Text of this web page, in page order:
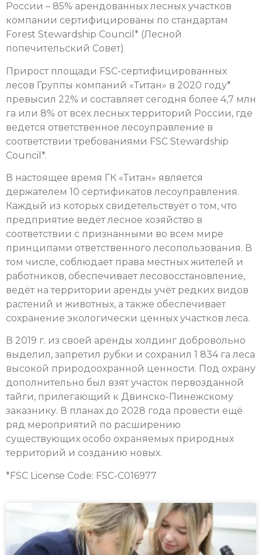
России – 85% арендованных лесных участков
компании сертифицированы по стандартам
Forest Stewardship Council* (Лесной
попечительский Совет)
Прирост площади FSC-сертифицированных
лесов Группы компаний «Титан» в 2020 году*
превысил 22% и составляет сегодня более 4,7 млн
га или 8% от всех лесных территорий России, где
ведется ответственное лесоуправление в
соответствии требованиями FSC Stewardship
Council*.
В настоящее время ГК «Титан» является
держателем 10 сертификатов лесоуправления.
Каждый из которых свидетельствует о том, что
предприятие ведёт лесное хозяйство в
соответствии с признанными во всем мире
принципами ответственного лесопользования. В
том числе, соблюдает права местных жителей и
работников, обеспечивает лесовосстановление,
ведёт на территории аренды учёт редких видов
растений и животных, а также обеспечивает
сохранение экологически ценных участков леса.
В 2019 г. из своей аренды холдинг добровольно
выделил, запретил рубки и сохранил 1 834 га леса
высокой природоохранной ценности. Под охрану
дополнительно был взят участок первозданной
тайги, прилегающий к Двинско-Пинежскому
заказнику. В планах до 2028 года провести ещё
ряд мероприятий по расширению
существующих особо охраняемых природных
территорий и созданию новых.
*FSC License Code: FSC-C016977